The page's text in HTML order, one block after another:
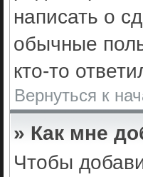
написать о
обычные
кто-то
Вернуться к
» Как мне
Чтобы